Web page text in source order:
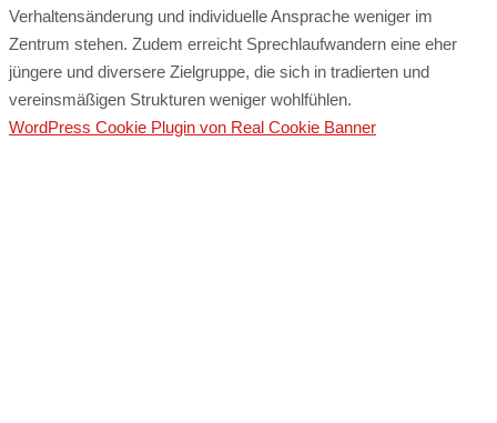
Verhaltensänderung und individuelle Ansprache weniger im
Zentrum stehen. Zudem erreicht Sprechlaufwandern eine eher
jüngere und diversere Zielgruppe, die sich in tradierten und
vereinsmäßigen Strukturen weniger wohlfühlen.
WordPress Cookie Plugin von Real Cookie Banner